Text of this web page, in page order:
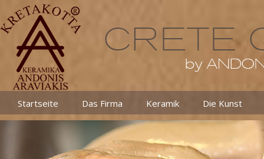
Startseite Das Firma Keramik Die Kunst